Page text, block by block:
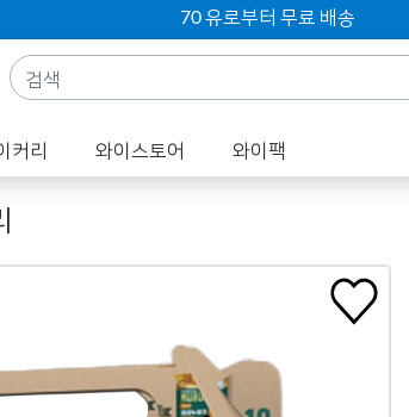
70 유로부터 무료 배송
커리 와이스토어 와이팩